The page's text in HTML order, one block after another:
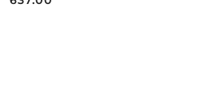
Cena: